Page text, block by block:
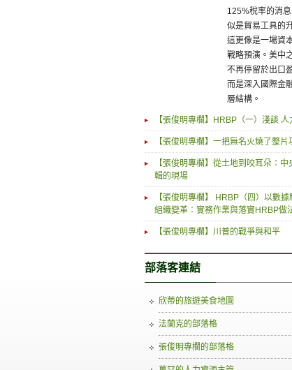
125%稅率的消
似是貿易工具的
這更像是一場資
戰略預演。美中
不再停留於出口
而是深入國際金
層結構。
【張俊明專欄】HRBP（一）淺談
【張俊明專欄】一把無名火燒了整片
【張俊明專欄】從土地到咬耳朵：
輯的現場
【張俊明專欄】 HRBP（四）以數
組織變革：實務作業與落實HRBP做
【張俊明專欄】川普的戰爭與和平
部落客連結
欣蒂的旅遊美食地圖
法蘭克的部落格
張俊明專欄的部落格